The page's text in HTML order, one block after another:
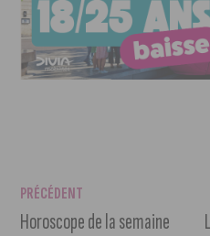
PRÉCÉDENT
Horoscope de la semaine